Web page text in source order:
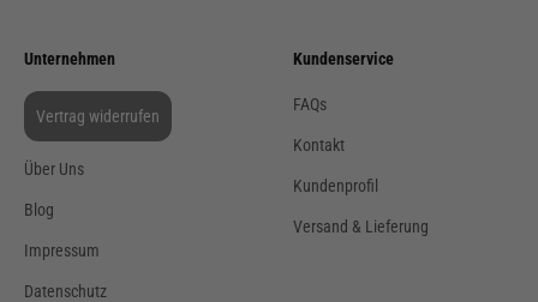
Unternehmen
Vertrag widerrufen
Über Uns
Blog
Impressum
Datenschutz
Kundenservice
FAQs
Kontakt
Kundenprofil
Versand & Lieferung